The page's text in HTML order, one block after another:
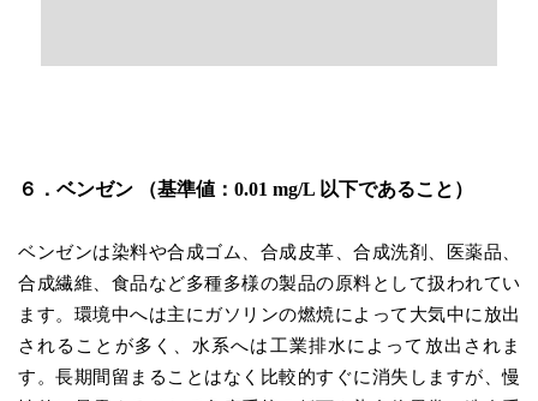
６．ベンゼン （基準値：0.01 mg/L 以下であること）
ベンゼンは染料や合成ゴム、合成皮革、合成洗剤、医薬品、
合成繊維、食品など多種多様の製品の原料として扱われてい
ます。環境中へは主にガソリンの燃焼によって大気中に放出
されることが多く、水系へは工業排水によって放出されま
す。長期間留まることはなく比較的すぐに消失しますが、慢